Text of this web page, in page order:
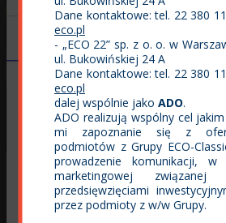
Zgoda Szczegóły
Niniejsza strona korzysta z plików
Wykorzystujemy pliki cookie do
i reklam, aby oferować funkcje
analizować ruch w naszej witrynie.
korzystasz z naszej witryny,
społecznościowym, reklamowym i
Dane kontaktowe: tel. 22 380
eco.pl
- „ECO 22” sp. z o. o. w
ul. Bukowińskiej 24 A
Dane kontaktowe: tel. 22 380
eco.pl
dalej wspólnie jakoADO.
ADO realizują wspólny cel
mi zapoznanie się z
podmiotów z Grupy ECO-
prowadzenie komunikacji, w
marketingowej
przedsięwzięciami
przez podmioty z w/w Grupy.
Galeria zdjęć i film